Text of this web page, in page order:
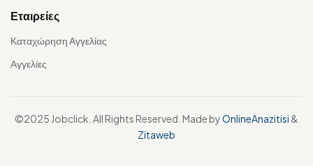
Εταιρείες
Καταχώρηση Αγγελίας
Αγγελίες
©2025 Jobclick. All Rights Reserved. Made byOnlineAnazitisi &
Zitaweb